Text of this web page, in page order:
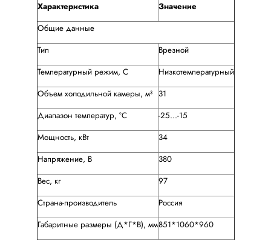
Характеристика
Значение
Общие данные
Тип
Врезной
Температурный режим, С
Низкотемпературный
Объем холодильной камеры, м³
31
Диапазон температур, °C
-25...-15
Мощность, кВт
34
Напряжение, В
380
Вес, кг
97
Страна-производитель
Россия
Габаритные размеры (Д*Г*В), мм851*1060*960